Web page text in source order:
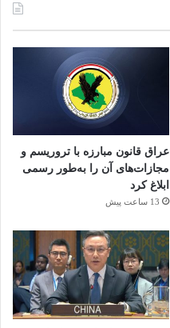
عراق قانون مبارزه با تروریسم و
مجازات‌های آن را به‌طور رسمی
ابلاغ کرد
13 ساعت پیش